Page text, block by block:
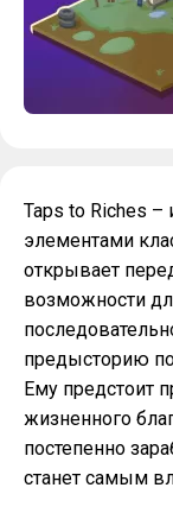
Taps to Riches –
элементами
открывает
возможности
предысторию
Ему предстоит
жизненного
постепенно
станет самым